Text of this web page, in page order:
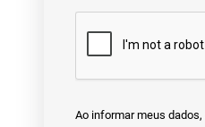
Ao informar meus